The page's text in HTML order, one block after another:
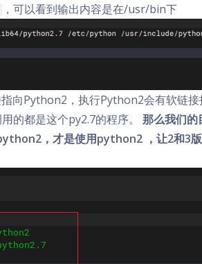
，可以看到输出内容是在/usr/bin下
向Python2，执行Python2会有软链接
的都是这个py2.7的程序。 那么我们的
，才是使用python2 ，让2和3